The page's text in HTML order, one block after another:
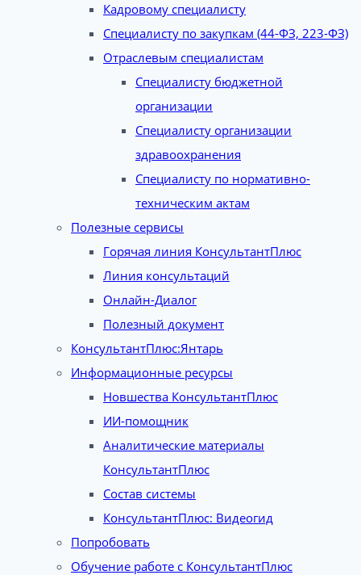
Кадровому специалисту
Специалисту по закупкам (44-ФЗ, 223-ФЗ)
Отраслевым специалистам
Специалисту бюджетной
организации
Специалисту организации
здравоохранения
Специалисту по нормативно-
техническим актам
Полезные сервисы
Горячая линия КонсультантПлюс
Линия консультаций
Онлайн-Диалог
Полезный документ
КонсультантПлюс:Янтарь
Информационные ресурсы
Новшества КонсультантПлюс
ИИ-помощник
Аналитические материалы
КонсультантПлюс
Состав системы
КонсультантПлюс: Видеогид
Попробовать
Обучение работе с КонсультантПлюс